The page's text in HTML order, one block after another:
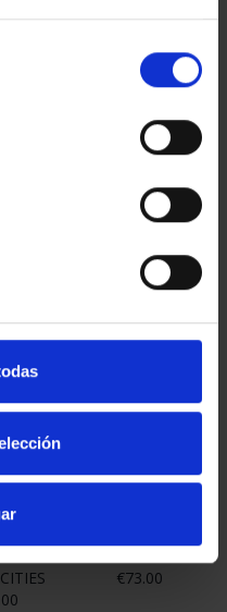
for the official emblem of
the bottom, the year of
tower of the First Parish
eaves of a roof and a plant
€73.00